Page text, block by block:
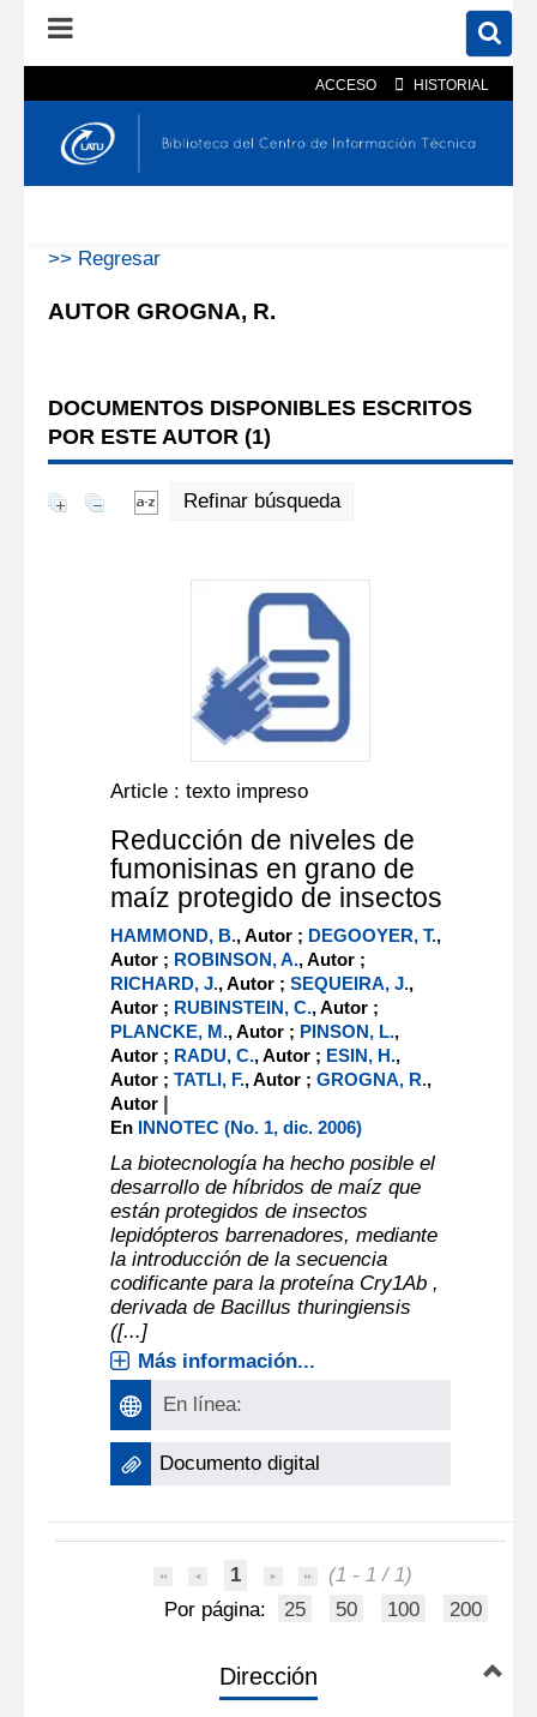
ACCESO HISTORIAL
En el catálogo En el sitio
>> Regresar
AUTOR GROGNA, R.
DOCUMENTOS DISPONIBLES ESCRITOS
POR ESTE AUTOR (1)
Refinar búsqueda
Article : texto impreso
Reducción de niveles de
fumonisinas en grano de
maíz protegido de insectos
HAMMOND, B., Autor ; DEGOOYER, T.,
Autor ; ROBINSON, A., Autor ;
RICHARD, J., Autor ;SEQUEIRA, J.,
Autor ; RUBINSTEIN, C., Autor ;
PLANCKE, M., Autor ; PINSON, L.,
Autor ; RADU, C., Autor ; ESIN, H.,
Autor ;TATLI, F., Autor ;GROGNA, R.,
Autor |
En INNOTEC (No. 1, dic. 2006)
La biotecnología ha hecho posible el
desarrollo de híbridos de maíz que
están protegidos de insectos
lepidópteros barrenadores, mediante
la introducción de la secuencia
codificante para la proteína Cry1Ab ,
derivada de Bacillus thuringiensis
([...]
Más información...
En línea:
Documento digital
1
(1 - 1 / 1)
Por página:
25 50 100 200
Dirección